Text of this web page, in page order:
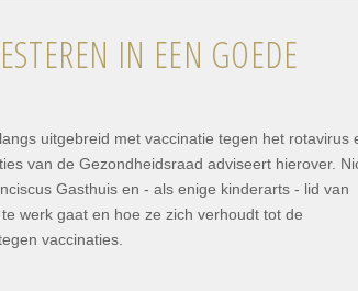
IN EEN GOEDE
uitgebreid met vaccinatie tegen het rotavirus
van de Gezondheidsraad adviseert hierover.
Gasthuis en - als enige kinderarts - lid van
werk gaat en hoe ze zich verhoudt tot de
vaccinaties.